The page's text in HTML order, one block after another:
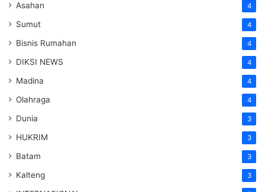
Asahan 4
Sumut 4
Bisnis Rumahan 4
DIKSI NEWS 4
Madina 4
Olahraga 4
Dunia 3
HUKRIM 3
Batam 3
Kalteng 3